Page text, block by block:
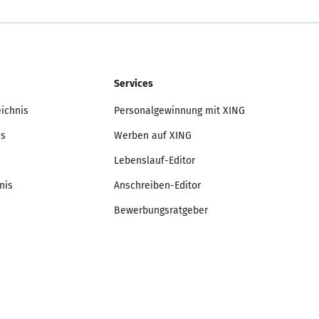
Services
Personalgewinnung mit XING
Werben auf XING
Lebenslauf-Editor
Anschreiben-Editor
Bewerbungsratgeber